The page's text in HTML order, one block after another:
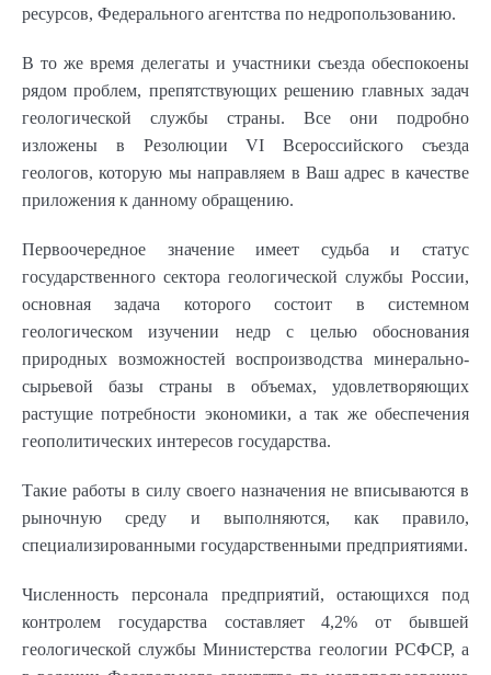
ресурсов, Федерального агентства по недропользованию.
В то же время делегаты и участники съезда обеспокоены
рядом проблем, препятствующих решению главных задач
геологической службы страны. Все они подробно
изложены в Резолюции VI Всероссийского съезда
геологов, которую мы направляем в Ваш адрес в качестве
приложения к данному обращению.
Первоочередное значение имеет судьба и статус
государственного сектора геологической службы России,
основная задача которого состоит в системном
геологическом изучении недр с целью обоснования
природных возможностей воспроизводства минерально-
сырьевой базы страны в объемах, удовлетворяющих
растущие потребности экономики, а так же обеспечения
геополитических интересов государства.
Такие работы в силу своего назначения не вписываются в
рыночную среду и выполняются, как правило,
специализированными государственными предприятиями.
Численность персонала предприятий, остающихся под
контролем государства составляет 4,2% от бывшей
геологической службы Министерства геологии РСФСР, а